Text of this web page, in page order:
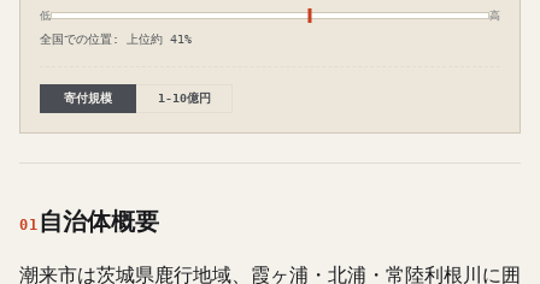
低 高
全国での位置: 上位約 41%
寄付規模 1-10億円
01 自治体概要
潮来市は茨城県鹿行地域、霞ヶ浦・北浦・常陸利根川に囲